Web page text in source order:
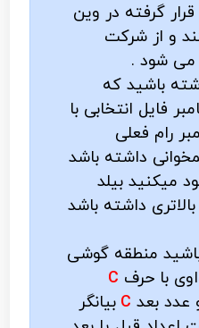
گرفته در وین
و از شرکت
می شود .
باشید که
فایل انتخابی با
رام فعلی
داشته باشد
میکنید بیلد
داشته باشد
منطقه گوشی
با حرف C
بعد C بیانگر